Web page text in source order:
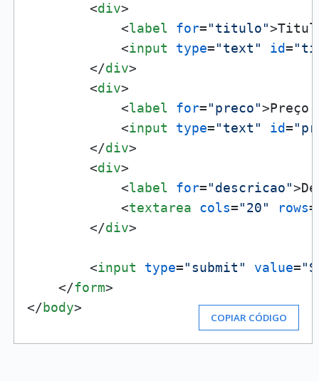
<div>
<label for="titulo">
<input type="text" id=
</div>
<div>
<label for="preco">Preço:
<input type="text" id=
</div>
<div>
<label for="descricao">
<textarea cols="20" rows=
</div>
<input type="submit" value=
</form>
</body>
COPIAR CÓDIGO